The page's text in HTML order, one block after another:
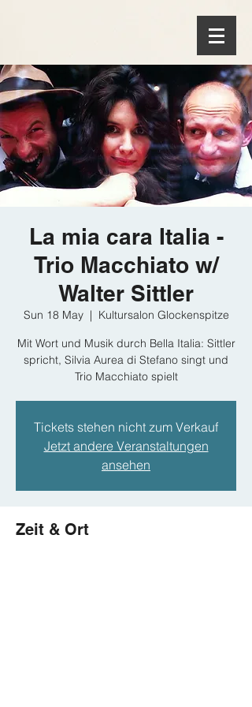
La mia cara Italia -
Trio Macchiato w/
Walter Sittler
Sun 18 May
  |
Kultursalon Glockenspitze
Mit Wort und Musik durch Bella Italia: Sittler
spricht, Silvia Aurea di Stefano singt und
Trio Macchiato spielt
Tickets stehen nicht zum Verkauf
Jetzt andere Veranstaltungen
ansehen
Zeit & Ort